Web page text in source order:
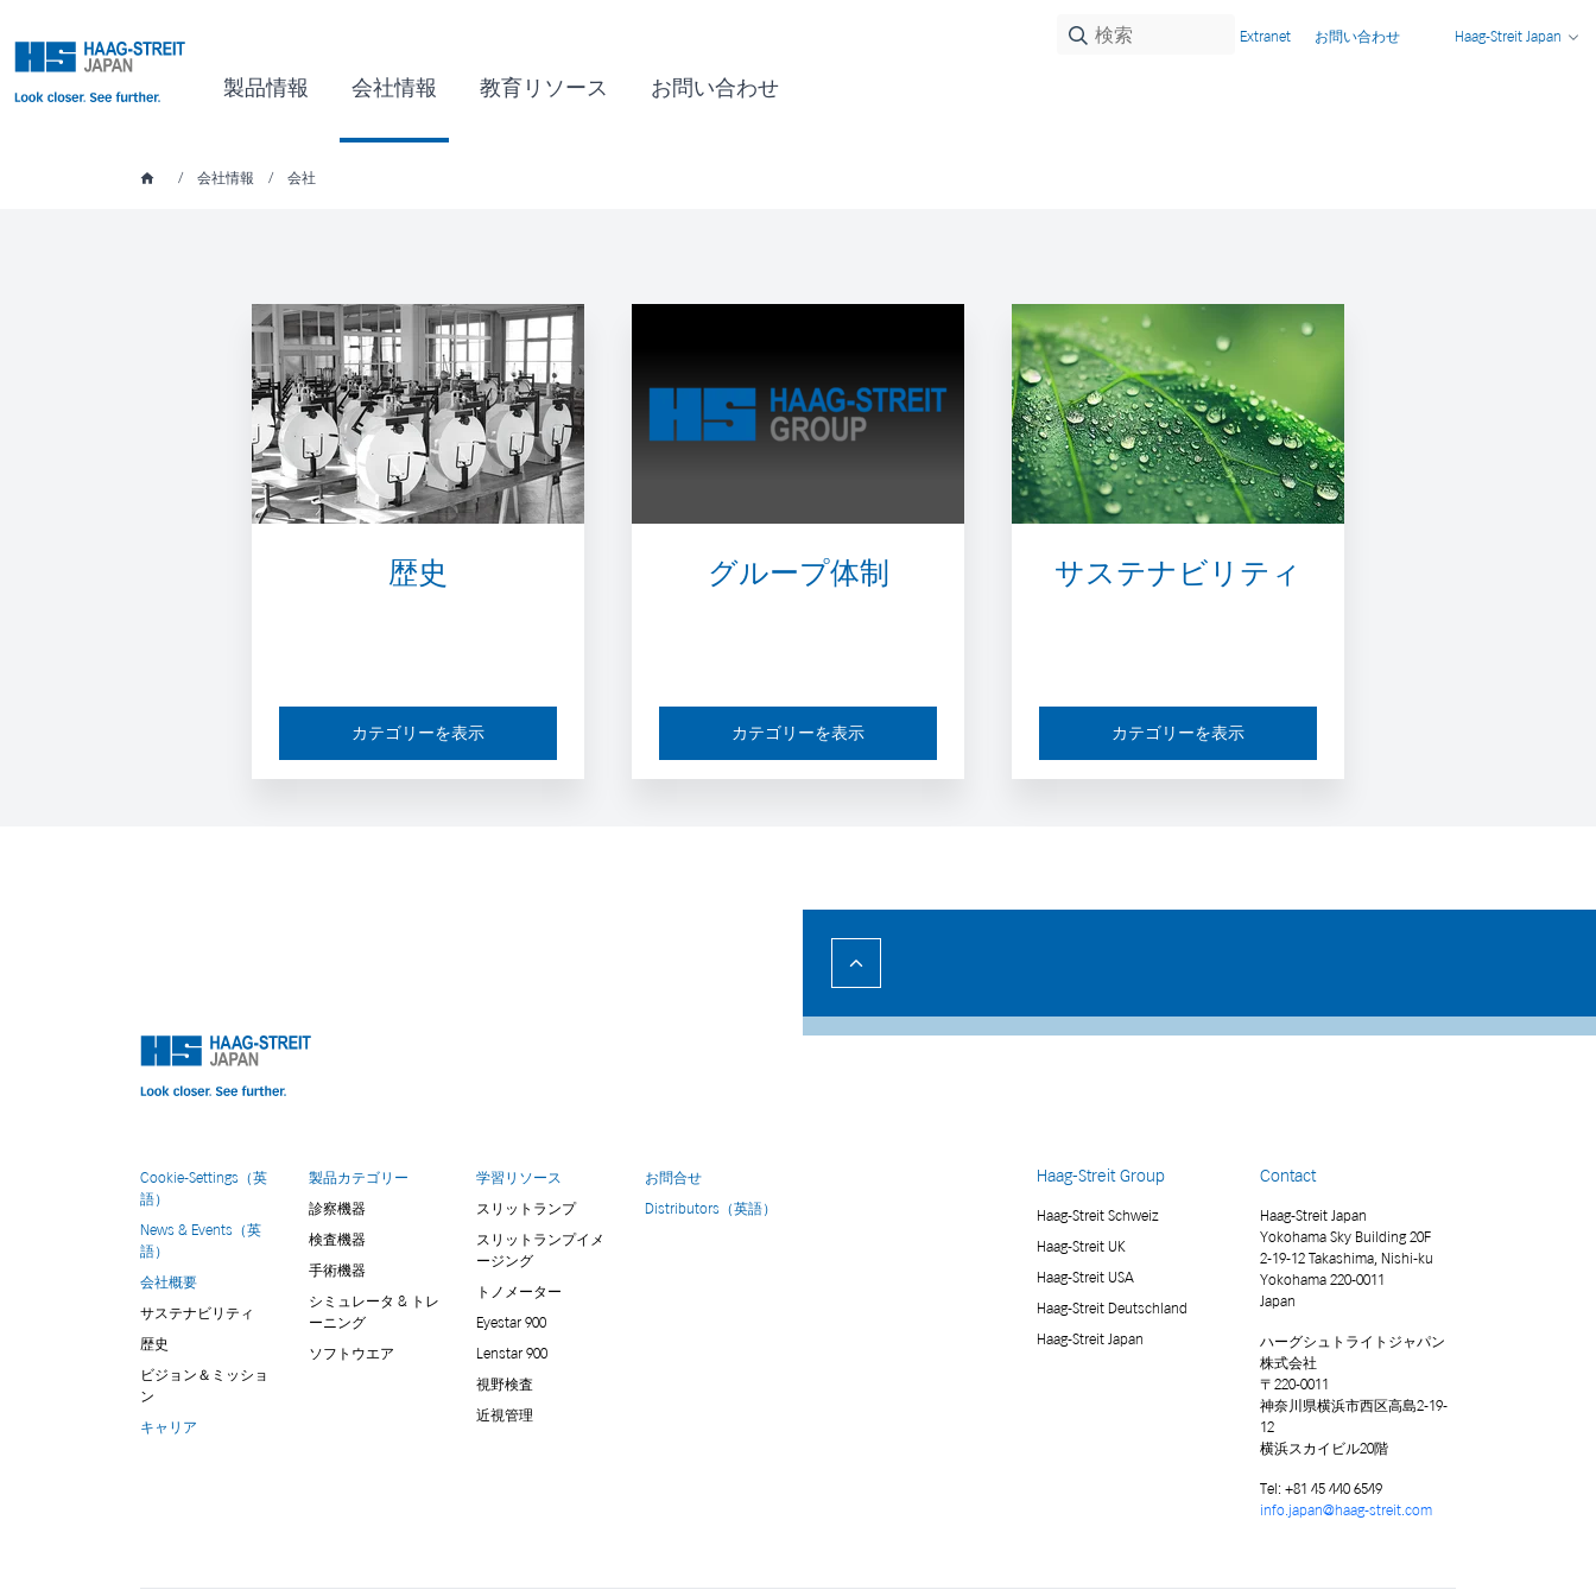
製品情報 会社情報 教育リソース お問い合わせ
Extranet お問い合わせ Haag-Streit Japan
/ 会社情報 / 会社
歴史
カテゴリーを表示
グループ体制
カテゴリーを表示
サステナビリティ
カテゴリーを表示
Cookie-Settings（英
語）
News & Events（英
語）
会社概要
サステナビリティ
歴史
ビジョン＆ミッショ
ン
キャリア
製品カテゴリー
診察機器
検査機器
手術機器
シミュレータ & トレ
ーニング
ソフトウエア
学習リソース
スリットランプ
スリットランプイメ
ージング
トノメーター
Eyestar 900
Lenstar 900
視野検査
近視管理
お問合せ
Distributors（英語）
Haag-Streit Group
Haag-Streit Schweiz
Haag-Streit UK
Haag-Streit USA
Haag-Streit Deutschland
Haag-Streit Japan
Contact
Haag-Streit Japan
Yokohama Sky Building 20F
2-19-12 Takashima, Nishi-ku
Yokohama 220-0011
Japan
ハーグシュトライトジャパン
株式会社
〒220-0011
神奈川県横浜市西区高島2-19-
12
横浜スカイビル20階
Tel: +81 45 440 6549
info.japan@haag-streit.com